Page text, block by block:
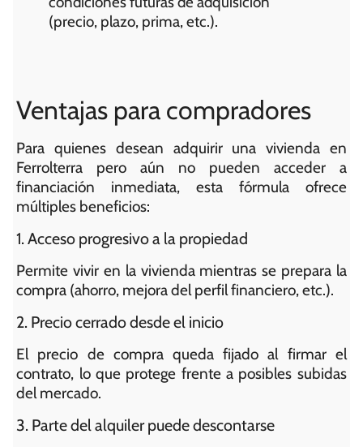
(precio, plazo, prima, etc.).
Ventajas para compradores
Para quienes desean adquirir una vivienda en
Ferrolterra pero aún no pueden acceder a
financiación inmediata, esta fórmula ofrece
múltiples beneficios:
1. Acceso progresivo a la propiedad
Permite vivir en la vivienda mientras se prepara la
compra (ahorro, mejora del perfil financiero, etc.).
2. Precio cerrado desde el inicio
El precio de compra queda fijado al firmar el
contrato, lo que protege frente a posibles subidas
del mercado.
3. Parte del alquiler puede descontarse